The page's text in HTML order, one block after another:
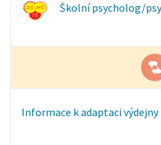
Školní psycholog/
Informace k adaptaci